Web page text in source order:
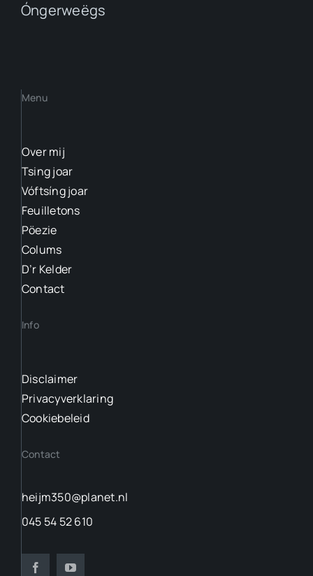
Óngerweëgs
Menu
Over mij
Tsing joar
Vóftsíng joar
Feuilletons
Pöezie
Colums
D’r Kelder
Contact
Info
Disclaimer
Privacyverklaring
Cookiebeleid
Contact
heijm350@planet.nl
045 54 52 610